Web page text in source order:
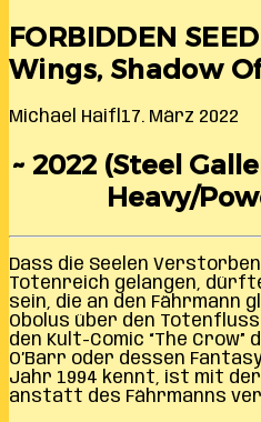
FORBIDDEN
Wings, Shadow
Michael Haifl 17. März 2022
~ 2022 (Steel
Heavy/
Dass die Seelen
Totenreich gelangen,
sein, die an den Fährmann
Obolus über den
den Kult-Comic “The Crow”
O’Barr oder dessen
Jahr 1994 kennt, ist mit der
anstatt des Fährmanns